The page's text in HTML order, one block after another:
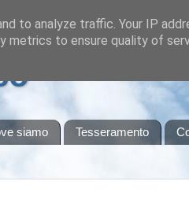
siamo Tesseramento
to analyze traffic. Your IP
metrics to ensure quality of